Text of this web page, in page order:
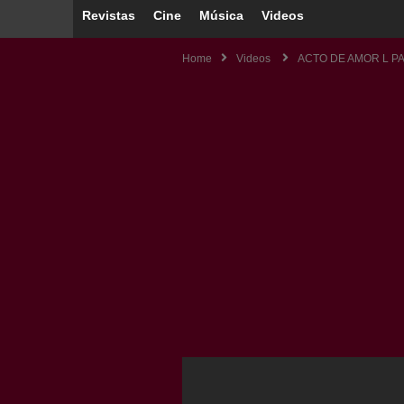
Revistas Cine Música Videos
Home Videos ACTO DE AMOR L